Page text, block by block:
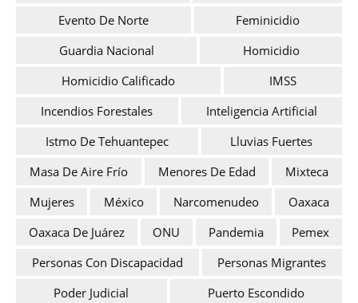
Evento De Norte
Feminicidio
Guardia Nacional
Homicidio
Homicidio Calificado
IMSS
Incendios Forestales
Inteligencia Artificial
Istmo De Tehuantepec
Lluvias Fuertes
Masa De Aire Frío
Menores De Edad
Mixteca
Mujeres
México Narcomenudeo
Oaxaca
Oaxaca De Juárez
ONU Pandemia
Pemex
Personas Con Discapacidad
Personas Migrantes
Poder Judicial
Puerto Escondido